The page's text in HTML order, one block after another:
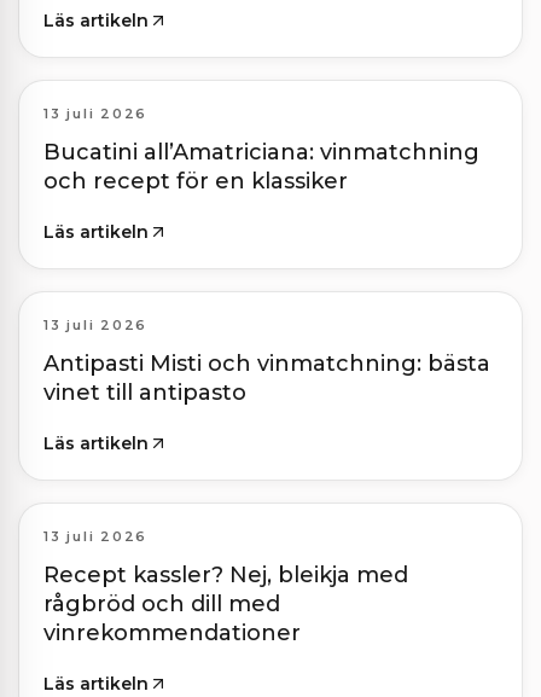
Läs artikeln
13 juli 2026
Bucatini all’Amatriciana: vinmatchning
och recept för en klassiker
Läs artikeln
13 juli 2026
Antipasti Misti och vinmatchning: bästa
vinet till antipasto
Läs artikeln
13 juli 2026
Recept kassler? Nej, bleikja med
rågbröd och dill med
vinrekommendationer
Läs artikeln